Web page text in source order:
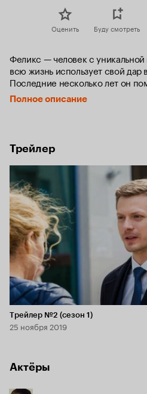
Оценить Буду смотреть
Феликс — человек с
всю жизнь использует свой дар
Последние несколько лет он
одного из крупных городов
крупные аферы, но после
сотрудника, и поручает своим
с Юлей. Феликс, потрясённый
отомстить и дать показания на
По условиям программы
делают пластическую операцию,
и дают новое имя. Теперь его
Полное описание
Трейлер
Длительность 1 мин
Трейлер №2 (сезон 1)
25 ноября 2019
Актёры